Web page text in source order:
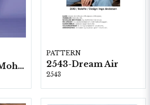
2583- Silk Kid Mohair
PATTERN
2543-Dream Air
2543